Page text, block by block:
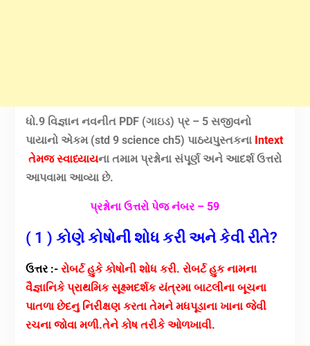
ધો.9 વિજ્ઞાન નવનીત PDF (ગાઇડ) પ્ર – 5 સજીવનો
પાયાનો એકમ (std 9 science ch5) પાઠયપુસ્તકના Intext
તેમજ સ્વાધ્યાયના તમામ પ્રશ્નોના સંપૂર્ણ અને આદર્શ ઉત્તરો
આપવામા આવ્યા છે.
પ્રશ્નોના ઉત્તરો પેજ નંંબર – 59
( 1 ) કોણેકોષોની શોધ કરી અને કેવી રીતે?
ઉત્તર :- રોબર્ટ હુકે કોષોની શોધ કરી. રોબર્ટ હુક નામના
વૈજ્ઞાનિકે પ્રાથમિક સૂક્ષ્મદર્શક યંત્રમા બાટલીના બૂચના
પાતળા છેદનુ નિરીક્ષણ કરતા તેમને મધપૂડાના ખાના જેવી
રચના જોવા મળી.તેને કોષ તરીકે ઓળખાવી.